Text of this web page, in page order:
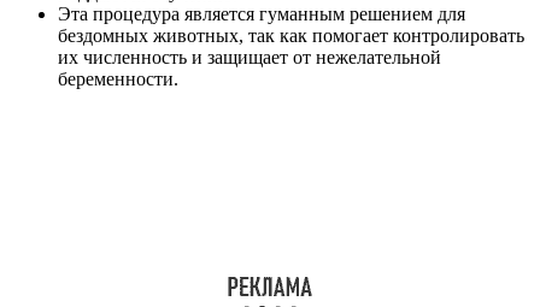
Эта процедура является гуманным решением для
бездомных животных, так как помогает контролировать
их численность и защищает от нежелательной
беременности.